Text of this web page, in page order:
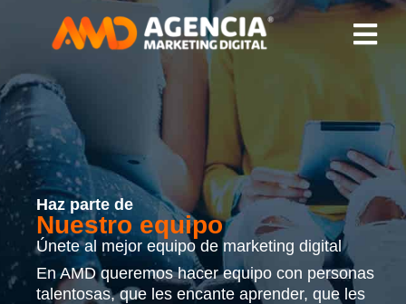
Haz parte de
Nuestro equipo
Únete al mejor equipo de marketing digital
En AMD queremos hacer equipo con personas
talentosas, que les encante aprender, que les